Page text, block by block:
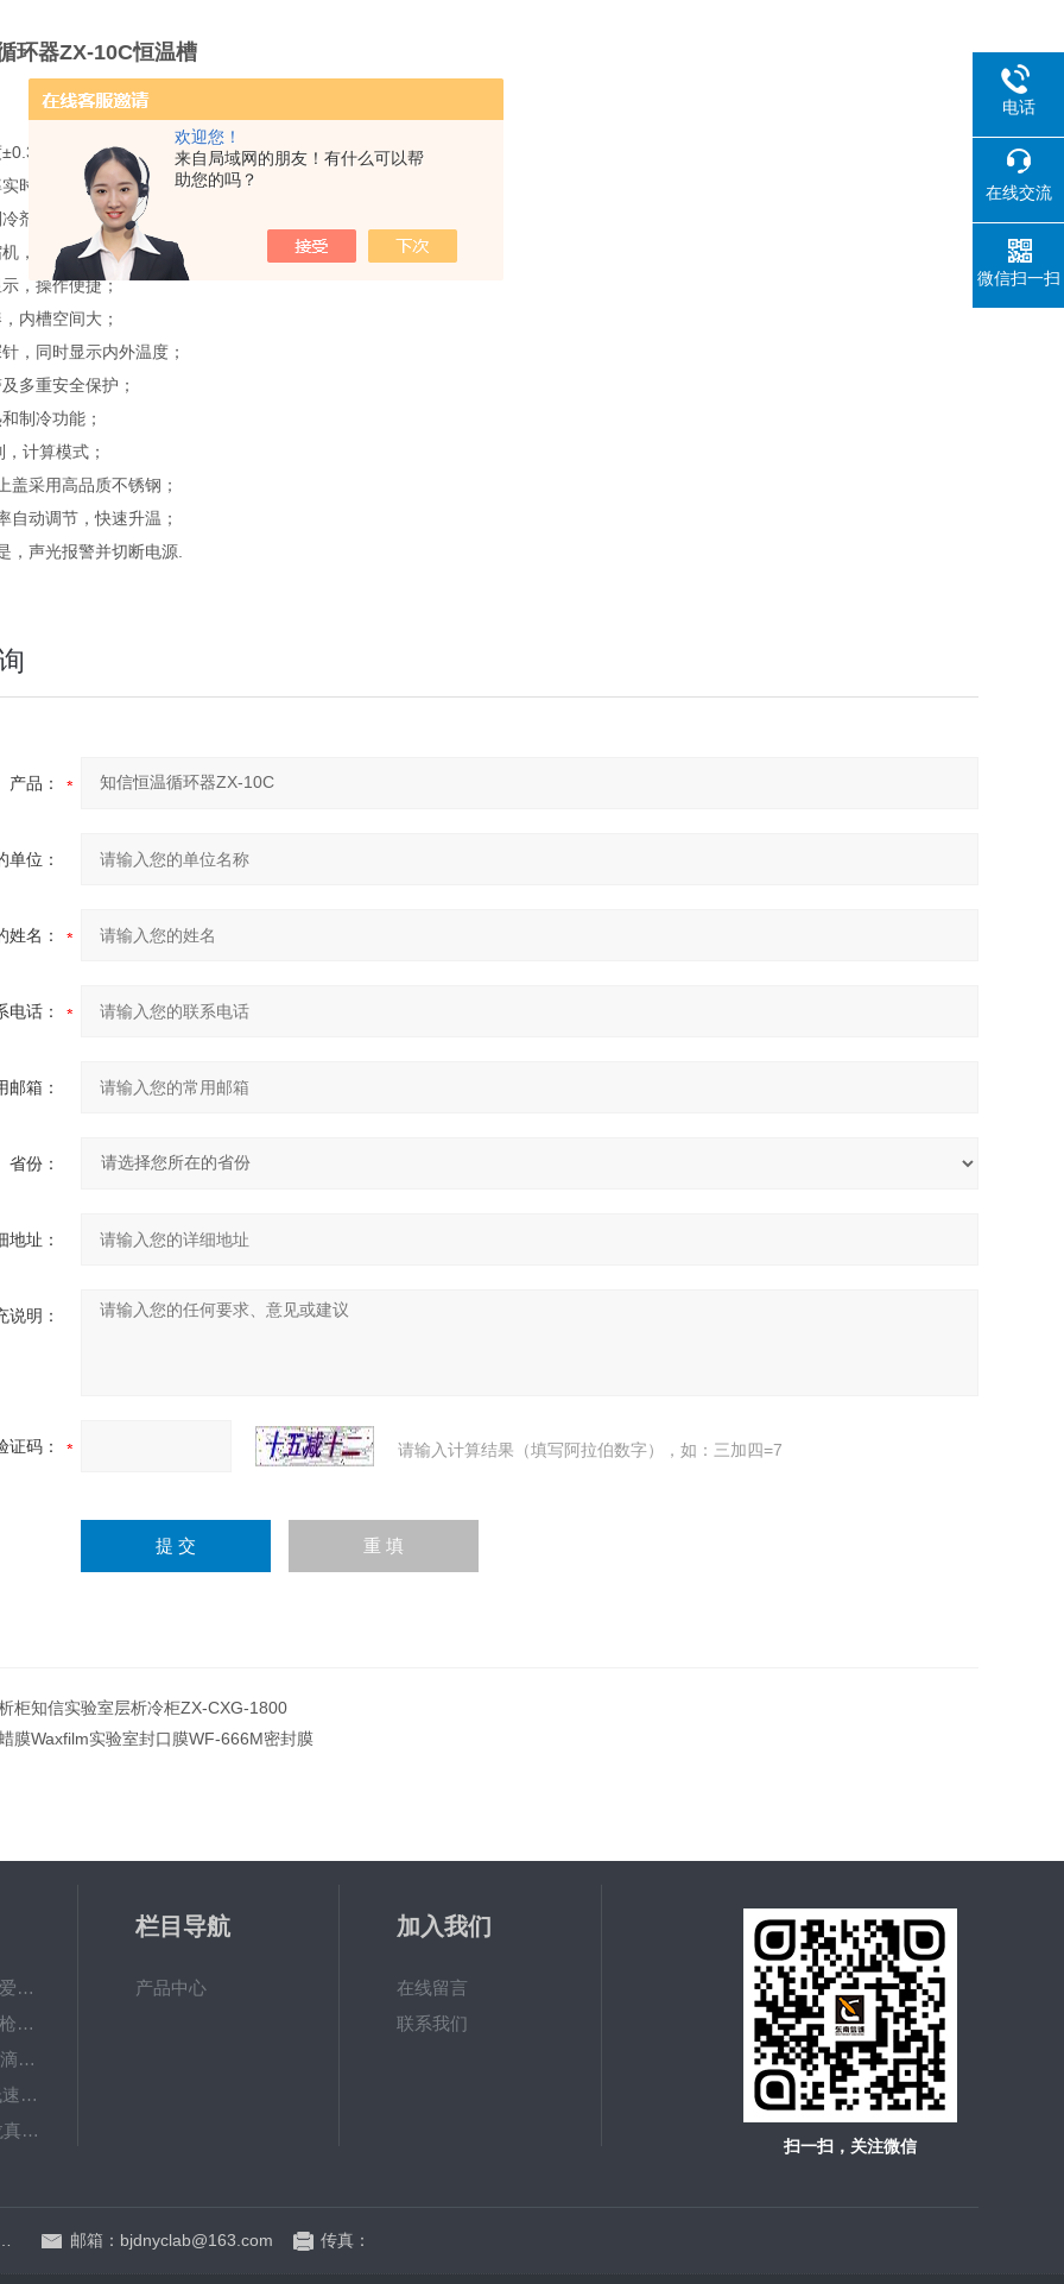
欢迎您！
来自局域网的朋友！有什么可以帮
助您的吗？
环器ZX-10C恒温槽
；
时显示；
剂；
，低噪音；
，操作便捷；
内槽空间大；
，同时显示内外温度；
多重安全保护；
制冷功能；
计算模式；
盖采用高品质不锈钢；
自动调节，快速升温；
，声光报警并切断电源.
产品：
单位：
姓名：
电话：
邮箱：
省份：
地址：
说明：
证码： 请输入计算结果（填写阿拉伯数字），如：三加四=7
柜知信实验室层析冷柜ZX-CXG-1800
膜Waxfilm实验室封口膜WF-666M密封膜
PAL-Fish Tank日本爱拓 鱼塘盐度计 数显便携式折光仪
Research plus移液枪艾本德移液器单道可调量程加样枪
大龙dTrite数显电子滴定器高精度数字滴定仪
KDC-12中科中佳低速离心机-（牙科种植专用）
SAFEVAC北京大龙真空吸液器
栏目导航
产品中心
加入我们
在线留言
联系我们
扫一扫，关注微信
邮箱：bjdnyclab@163.com 传真：
电话
在线交流
微信扫一扫